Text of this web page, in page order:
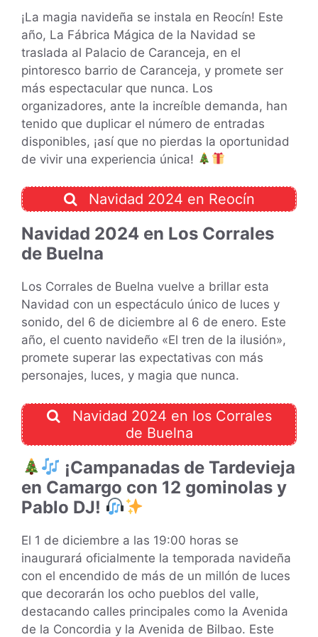
¡La magia navideña se instala en Reocín! Este
año, La Fábrica Mágica de la Navidad se
traslada al Palacio de Caranceja, en el
pintoresco barrio de Caranceja, y promete ser
más espectacular que nunca. Los
organizadores, ante la increíble demanda, han
tenido que duplicar el número de entradas
disponibles, ¡así que no pierdas la oportunidad
de vivir una experiencia única!
Navidad 2024 en Reocín
Navidad 2024 en Los Corrales
de Buelna
Los Corrales de Buelna vuelve a brillar esta
Navidad con un espectáculo único de luces y
sonido, del 6 de diciembre al 6 de enero. Este
año, el cuento navideño «El tren de la ilusión»,
promete superar las expectativas con más
personajes, luces, y magia que nunca.
Navidad 2024 en los Corrales
de Buelna
¡Campanadas de Tardevieja
en Camargo con 12 gominolas y
Pablo DJ!
El 1 de diciembre a las 19:00 horas se
inaugurará oficialmente la temporada navideña
con el encendido de más de un millón de luces
que decorarán los ocho pueblos del valle,
destacando calles principales como la Avenida
de la Concordia y la Avenida de Bilbao. Este